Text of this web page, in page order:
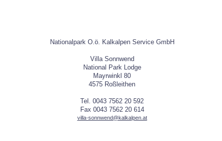
Nationalpark O.ö. Kalkalpen Service GmbH
Villa Sonnwend
National Park Lodge
Mayrwinkl 80
4575 Roßleithen
Tel. 0043 7562 20 592
Fax 0043 7562 20 614
villa-sonnwend@kalkalpen.at